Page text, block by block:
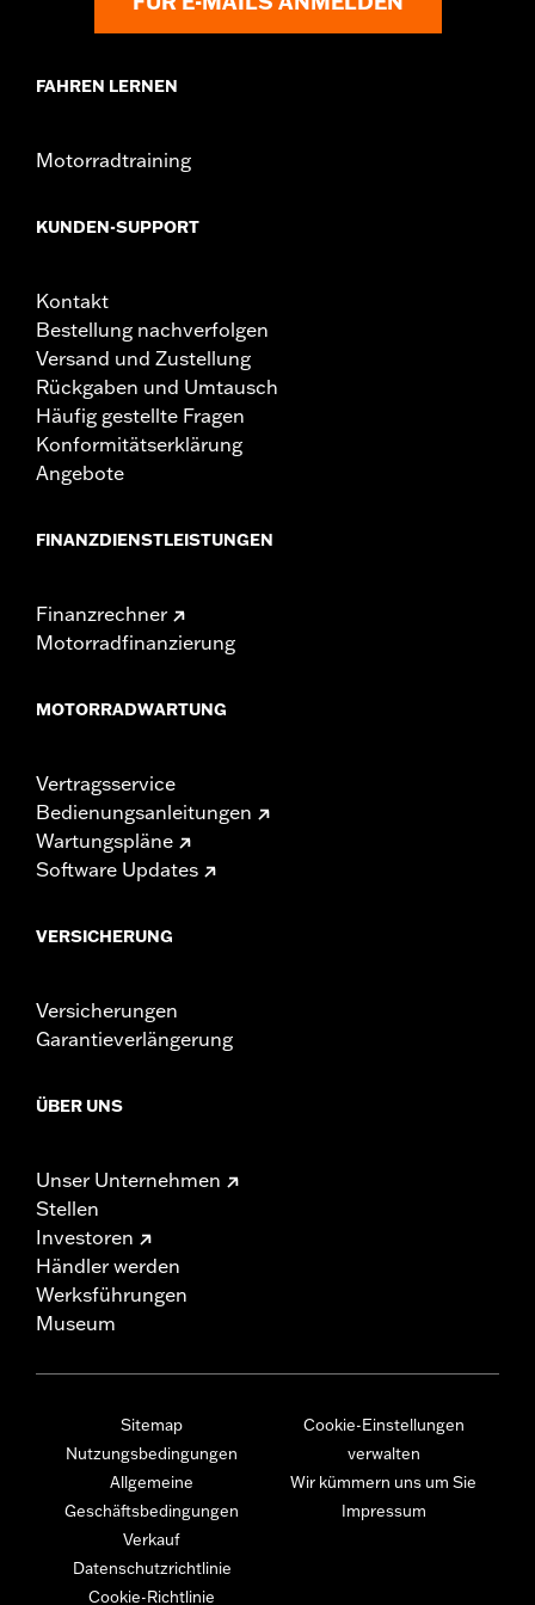
FAHREN LERNEN
Motorradtraining
KUNDEN-SUPPORT
Kontakt
Bestellung nachverfolgen
Versand und Zustellung
Rückgaben und Umtausch
Häufig gestellte Fragen
Konformitätserklärung
Angebote
FINANZDIENSTLEISTUNGEN
Finanzrechner
Motorradfinanzierung
MOTORRADWARTUNG
Vertragsservice
Bedienungsanleitungen
Wartungspläne
Software Updates
VERSICHERUNG
Versicherungen
Garantieverlängerung
ÜBER UNS
Unser Unternehmen
Stellen
Investoren
Händler werden
Werksführungen
Museum
Sitemap
Nutzungsbedingungen
Allgemeine
Geschäftsbedingungen
Verkauf
Datenschutzrichtlinie
Cookie-Richtlinie
Cookie-Einstellungen
verwalten
Wir kümmern uns um Sie
Impressum